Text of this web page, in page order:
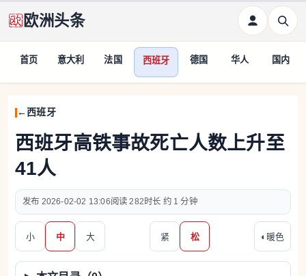
欧洲头条
首页 意大利 法国 西班牙 德国 华人 国内
西班牙
西班牙高铁事故死亡人数上升至
41人
2026-02-02 13:06 282 约 1 分钟
小 中 大 紧 松 ◐ 暖色